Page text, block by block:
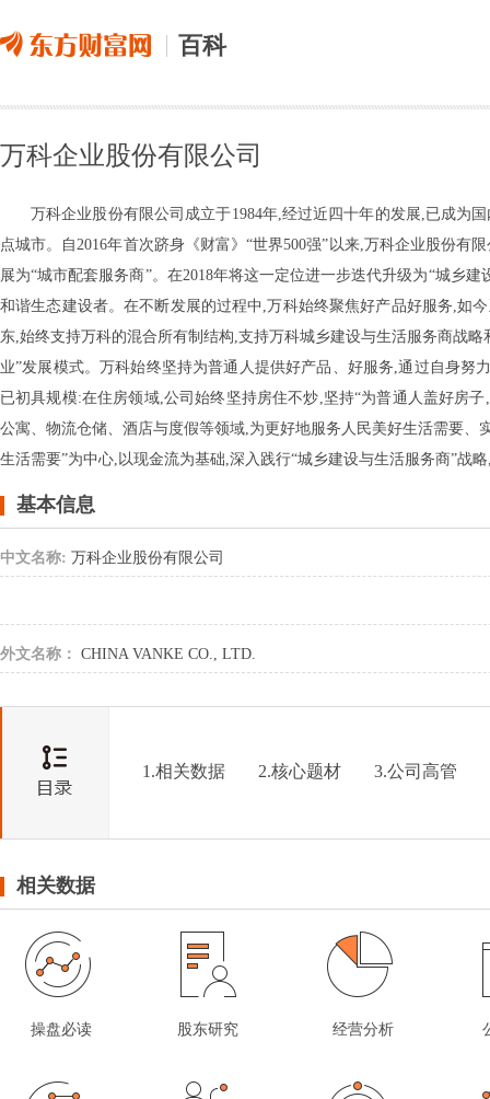
百科
万科企业股份有限公司
万科企业股份有限公司成立于1984年,经过近四十年的发展,已成为
点城市。自2016年首次跻身《财富》“世界500强”以来,万科企业股份有
展为“城市配套服务商”。在2018年将这一定位进一步迭代升级为“城乡
和谐生态建设者。在不断发展的过程中,万科始终聚焦好产品好服务,如
东,始终支持万科的混合所有制结构,支持万科城乡建设与生活服务商战
业”发展模式。万科始终坚持为普通人提供好产品、好服务,通过自身
已初具规模:在住房领域,公司始终坚持房住不炒,坚持“为普通人盖好房
公寓、物流仓储、酒店与度假等领域,为更好地服务人民美好生活需要
生活需要”为中心,以现金流为基础,深入践行“城乡建设与生活服务商”战
基本信息
中文名称: 万科企业股份有限公司
外文名称： CHINA VANKE CO., LTD.
1.相关数据 2.核心题材 3.公司高管
相关数据
操盘必读 股东研究 经营分析